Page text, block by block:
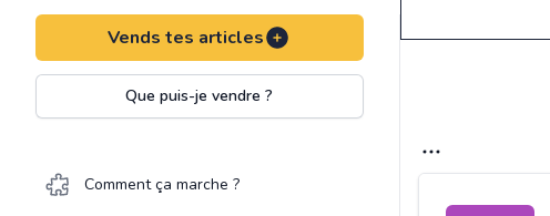
Vends tes articles
Que puis-je vendre ?
Comment ça marche ?